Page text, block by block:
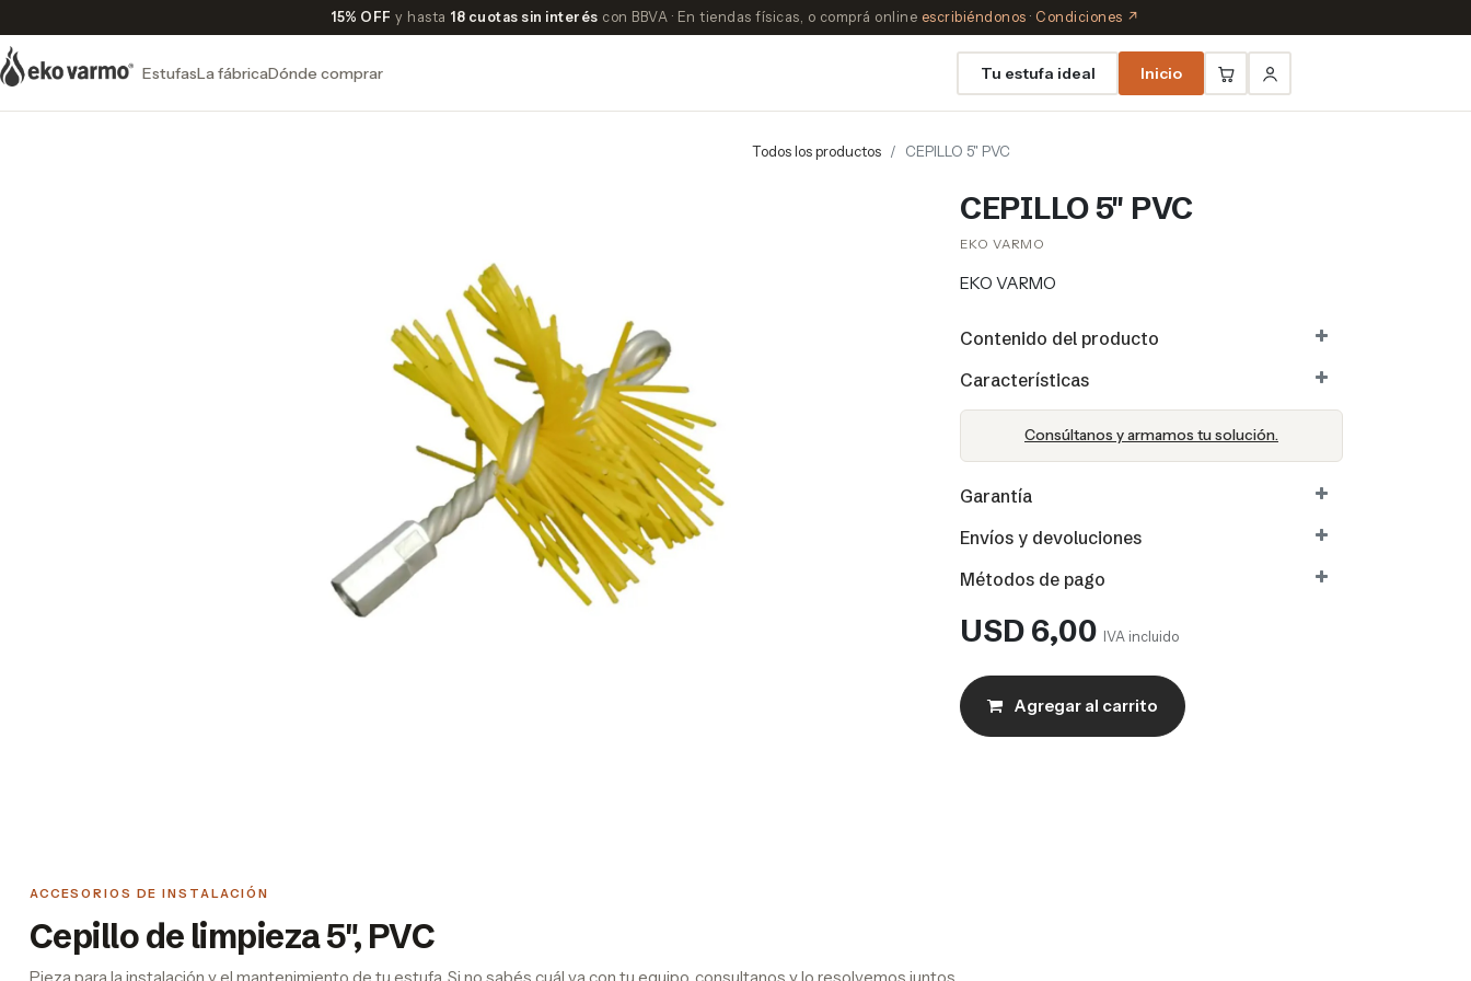
15% OFF y hasta 18 cuotas sin interés con BBVA · En tiendas físicas, o comprá online escribiéndonos · Condiciones ↗
EstufasLa fábricaDónde comprar Tu estufa ideal Inicio
Todos los productos CEPILLO 5" PVC
CEPILLO 5" PVC
EKO VARMO
EKO VARMO
Contenido del producto
Características
Consúltanos y armamos tu solución.
Garantía
Envíos y devoluciones
Métodos de pago
USD 6,00 IVA incluido
Agregar al carrito
ACCESORIOS DE INSTALACIÓN
Cepillo de limpieza 5", PVC